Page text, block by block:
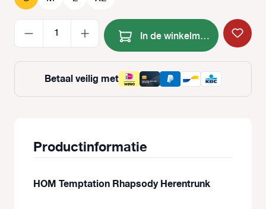
Producthoeveelheid: Voer
In de winkelmand
Betaal veilig met
Productinformatie
HOM Temptation Rhapsody Herentrunk